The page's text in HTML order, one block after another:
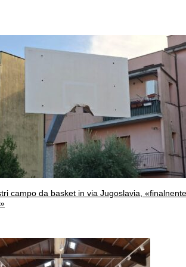
campo da basket in via Jugoslavia,